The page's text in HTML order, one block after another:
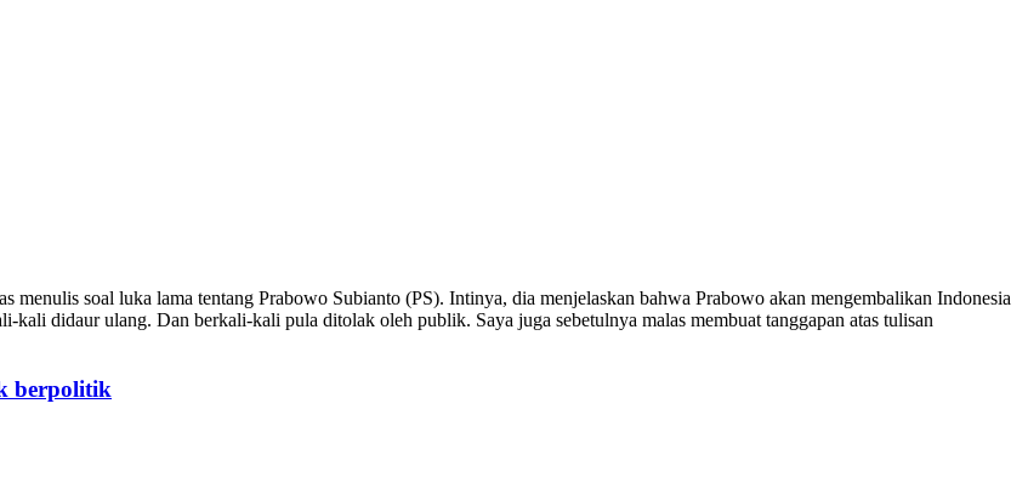
soal luka lama tentang Prabowo Subianto (PS). Intinya, dia menjelaskan bahwa Prabowo akan mengembalikan Indonesia
kali didaur ulang. Dan berkali-kali pula ditolak oleh publik. Saya juga sebetulnya malas membuat tanggapan atas tulisan
berpolitik